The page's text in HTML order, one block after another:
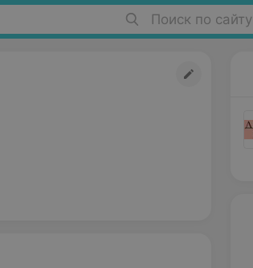
Поиск по сайту